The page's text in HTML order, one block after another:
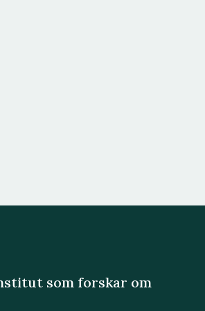
som forskar om